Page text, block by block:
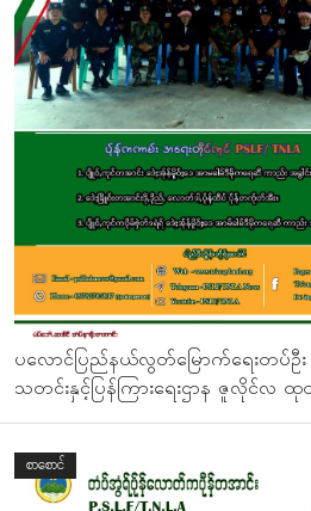
ပလောင်ပြည်နယ်လွတ်မြောက်ရေးတပ်ဦး
သတင်းနှင့်ပြန်ကြားရေးဌာန ဇူလိုင်လ ထု
စာစောင်